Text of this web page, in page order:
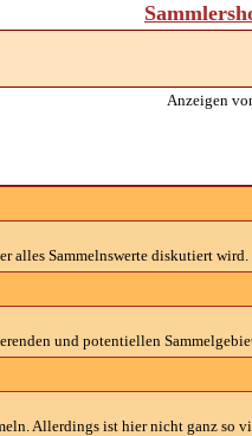
Anzeigen
alles Sammelnswerte diskutiert wird.
und potentiellen
Allerdings ist hier nicht ganz so